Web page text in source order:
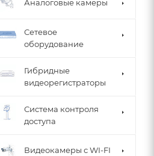
Аналоговые камеры
Сетевое
оборудование
Гибридные
видеорегистраторы
Система контроля
доступа
Видеокамеры с WI-FI